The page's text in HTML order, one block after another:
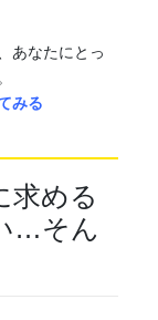
あなたにとっ
みる
求める
…そん